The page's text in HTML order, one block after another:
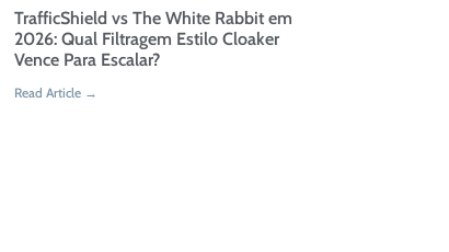
TrafficShield vs The White Rabbit em
2026: Qual Filtragem Estilo Cloaker
Vence Para Escalar?
Read Article →